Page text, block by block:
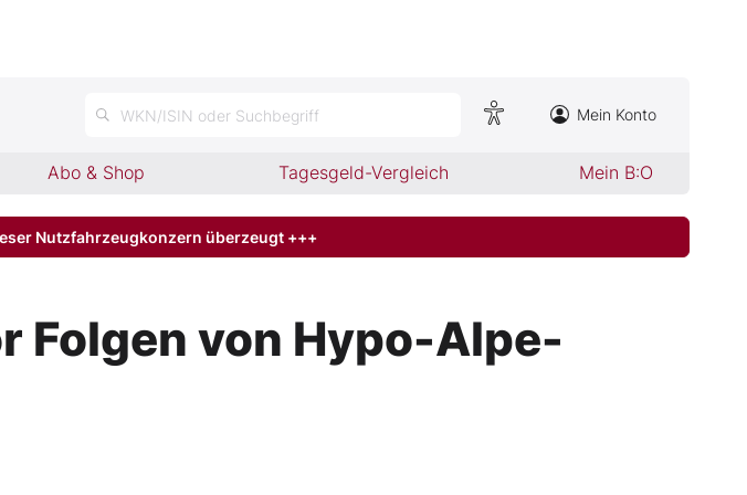
WKN/ISIN oder Suchbegriff Mein Konto
Abo & Shop Tagesgeld-Vergleich Mein B:O
Nutzfahrzeugkonzern überzeugt +++
Folgen von Hypo-Alpe-